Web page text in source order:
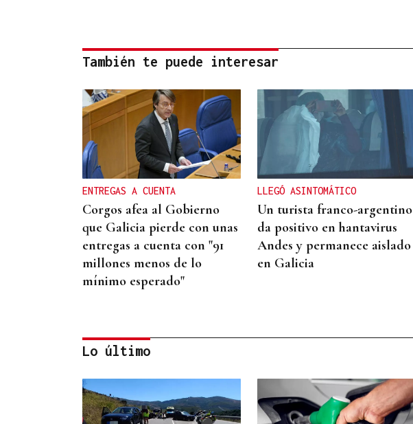
También te puede interesar
ENTREGAS A CUENTA
Corgos afea al Gobierno
que Galicia pierde con unas
entregas a cuenta con "91
millones menos de lo
mínimo esperado"
LLEGÓ ASINTOMÁTICO
Un turista franco-argentino
da positivo en hantavirus
Andes y permanece aislado
en Galicia
CUENTA CON ANTECEDENTES
Lo último